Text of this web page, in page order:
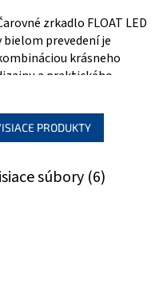
zrkadlo FLOAT LED
bielom prevedení je
krásneho
a praktického
bude...
PRODUKTY
súbory (6)